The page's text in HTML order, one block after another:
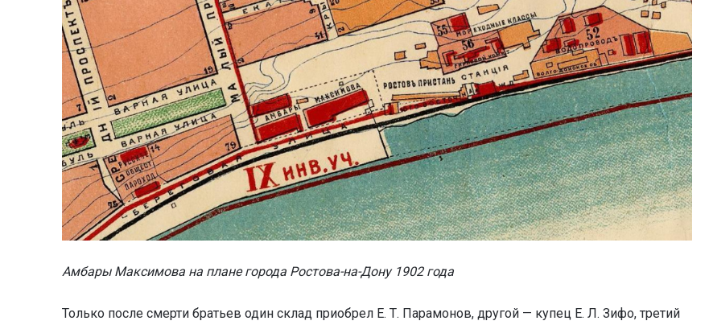
Амбары Максимова на плане города Ростова-на-Дону 1902 года
Только после смерти братьев один склад приобрел Е. Т. Парамонов, другой — купец Е. Л. Зифо, третий